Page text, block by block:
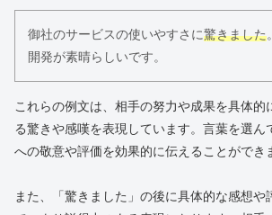
御社のサービスの使いやすさに驚きました
開発が素晴らしいです。
これらの例文は、相手の努力や成果を具体的
る驚きや感嘆を表現しています。言葉を選ん
への敬意や評価を効果的に伝えることができ
また、「驚きました」の後に具体的な感想や